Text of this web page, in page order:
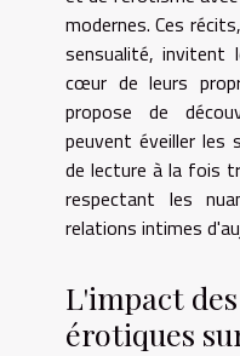
modernes. Ces
sensualité, invitent
cœur de leurs
propose de
peuvent éveiller les
de lecture à la fois
respectant les
relations intimes
L'impact
érotiques